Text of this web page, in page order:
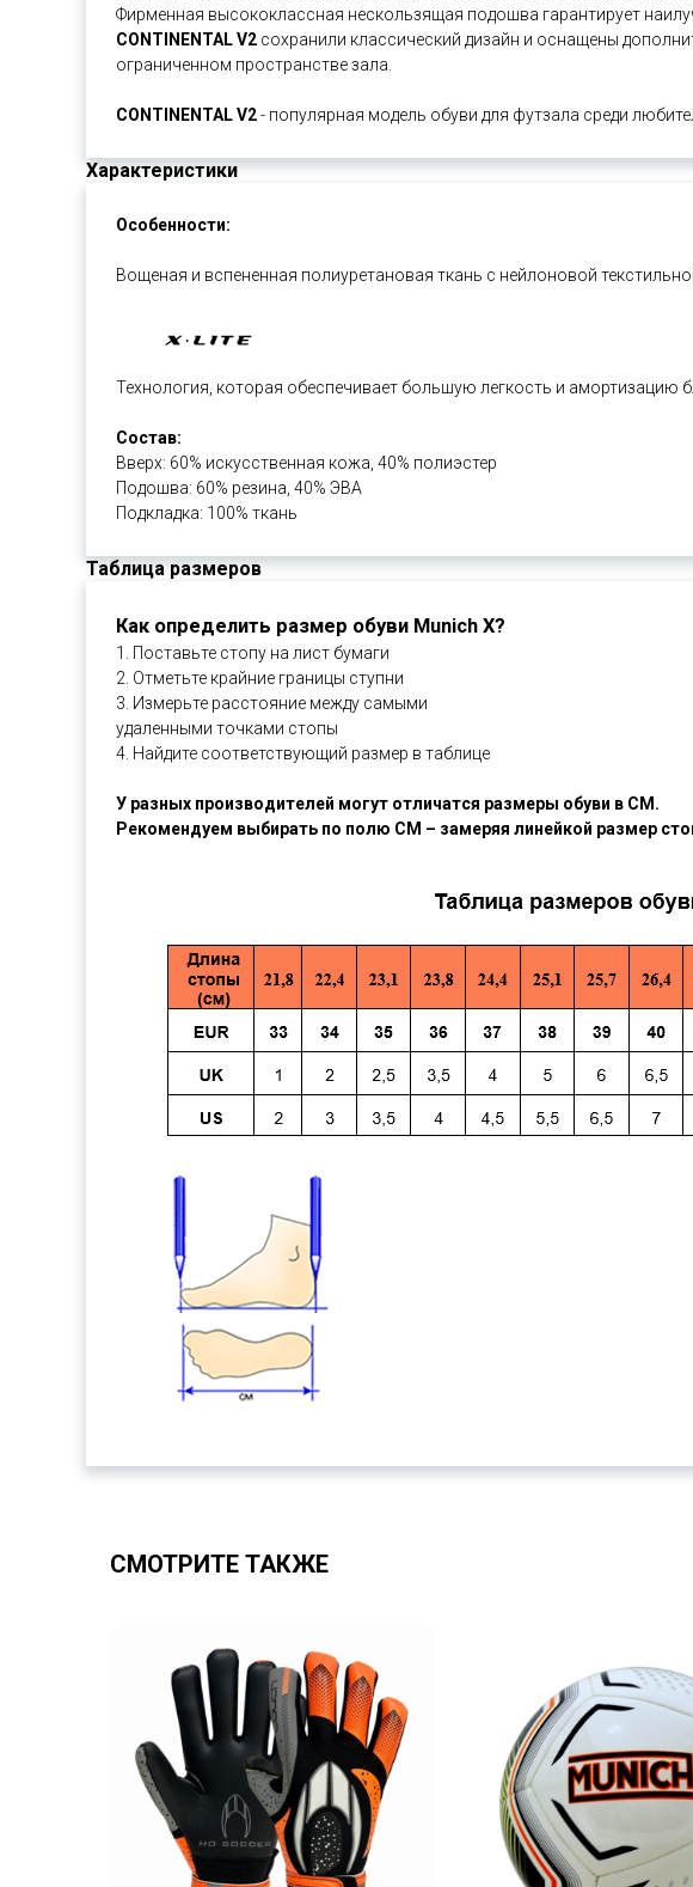
Фирменная высококлассная нескользящая подошва гарантирует
CONTINENTAL V2 сохранили классический дизайн и оснащены
ограниченном пространстве зала.
CONTINENTAL V2- популярная модель обуви для футзала среди
Характеристики
Особенности:
Вощеная и вспененная полиуретановая ткань с нейлоновой
Технология, которая обеспечивает большую легкость и
Состав:
Вверх: 60% искусственная кожа, 40% полиэстер
Подошва: 60% резина, 40% ЭВА
Подкладка: 100% ткань
Таблица размеров
Как определить размер обуви Munich X?
1. Поставьте стопу на лист бумаги
2. Отметьте крайние границы ступни
3. Измерьте расстояние между самыми
удаленными точками стопы
4. Найдите соответствующий размер в таблице
У разных производителей могут отличатся размеры обуви в СМ.
Рекомендуем выбирать по полю СМ – замеряя линейкой размер
СМОТРИТЕ ТАКЖЕ